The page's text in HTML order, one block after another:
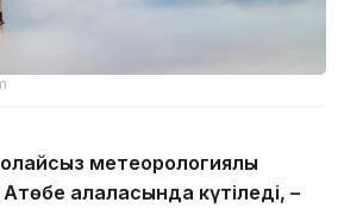
метеорологиялық
қалаласында күтіледі, –